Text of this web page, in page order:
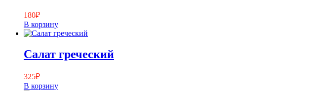
180₽
В корзину
Салат греческий
325₽
В корзину